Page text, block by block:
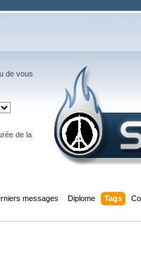
de vous
de la
messages Diplome Tags